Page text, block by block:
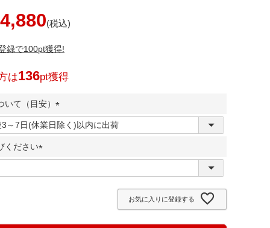
4,880
録で100pt獲得!
は136pt獲得
て（目安）
(
必
)
ください
必
お気に入りに登録する